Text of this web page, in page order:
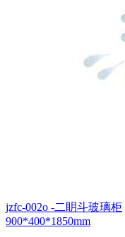
jzfc-002o -二眀斗玻璃柜
900*400*1850mm